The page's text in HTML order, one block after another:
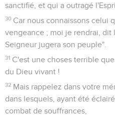
sanctifié, et qui a outragé
30 Car nous connaissons celui
vengeance ; moi je rendrai, dit
Seigneur jugera son peuple".
31 C'est une choses terrible
du Dieu vivant !
32 Mais rappelez dans votre
dans lesquels, ayant été
combat de souffrances,